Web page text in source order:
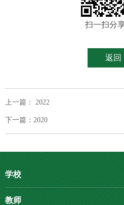
扫一扫分
返回
上一篇： 2022
下一篇：2020
学校
教师